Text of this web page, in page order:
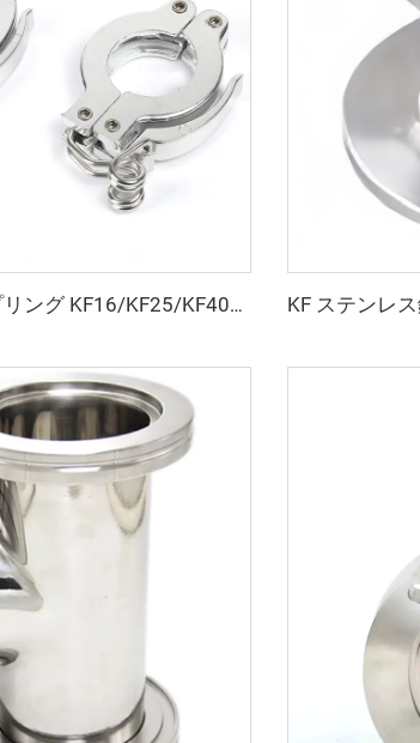
KF クイッククランプリング KF16/KF25/KF40/KF50 アルミニウム 真空継手 NW25/NW40 高品質クランプフランジ 半導体用